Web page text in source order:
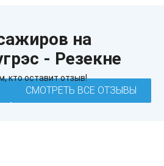
на
- Резекне
кто оставит отзыв!
СМОТРЕТЬ ВСЕ ОТЗЫВЫ